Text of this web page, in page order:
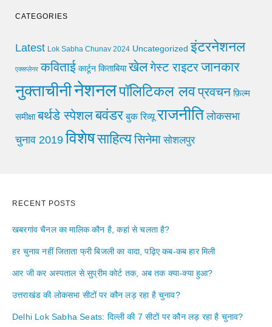
CATEGORIES
Latest Lok Sabha Chunav 2024 Uncategorized इंटरनेशनल
एक्सप्लेनर कविताई कार्टून किताबिया खेलगेस्ट राइटरजानकार
नुक्ताचीनीनेशनलपॉलिटिकल लवप्रवचन फ़िल्म
समीक्षा बर्थडे स्पेशलबवंडर बुक रिव्यू राजनीति लोकसभा
चुनाव 2019 विशेषसाहित्यसिनेमा सोशलपुर
RECENT POSTS
खबरगांव चैनल का मालिक कौन है, कहां से चलता है?
हर चुनाव नहीं जिताता फ्री बिजली का वादा, पढ़िए कब-कब हार मिली
आर जी कर अस्पताल से सुप्रीम कोर्ट तक, अब तक क्या-क्या हुआ?
उत्तराखंड की लोकसभा सीटों पर कौन लड़ रहा है चुनाव?
Delhi Lok Sabha Seats: दिल्ली की 7 सीटों पर कौन लड़ रहा है चुनाव?